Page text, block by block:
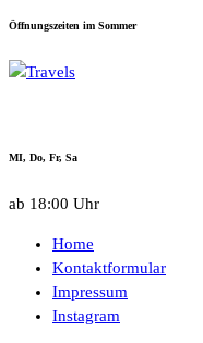
Öffnungszeiten im Sommer
MI, Do, Fr, Sa
ab 18:00 Uhr
Home
Kontaktformular
Impressum
Instagram